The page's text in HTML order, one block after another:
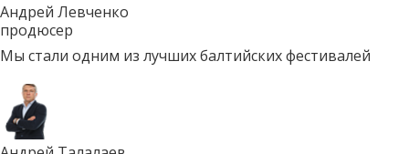
Андрей Левченко
продюсер
Мы стали одним из лучших балтийских фестивалей